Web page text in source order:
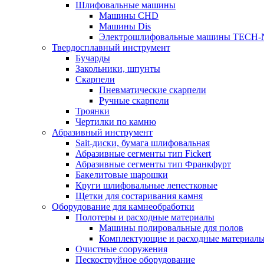
Шлифовальные машины
Машины CHD
Машины Dis
Электрошлифовальные машины TECH-
Твердосплавный инструмент
Бучарды
Закольники, шпунты
Скарпели
Пневматические скарпели
Ручные скарпели
Троянки
Чертилки по камню
Абразивный инструмент
Sait-диски, бумага шлифовальная
Абразивные сегменты тип Fickert
Абразивные сегменты тип Франкфурт
Бакелитовые шарошки
Круги шлифовальные лепестковые
Щетки для состаривания камня
Оборудование для камнеобработки
Полотеры и расходные материалы
Машины полировальные для полов
Комплектующие и расходные
Очистные сооружения
Пескоструйное оборудование